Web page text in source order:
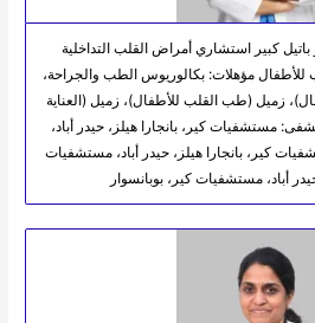
باتيل كبير استشاري أمراض القلب التداخلية
مؤهلات: بكالوريوس الطب والجراحة،
زميل (طب القلب للأطفال)، زميل (العناية
مستشفيات كير، بانجارا هيلز، حيدر أباد،
كير، بانجارا هيلز، حيدر أباد، مستشفيات
أباد، مستشفيات كير، بوبانسوار